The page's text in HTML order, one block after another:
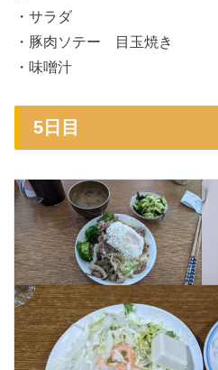
・サラダ
・豚肉ソテー 目玉焼き
・味噌汁
5日目